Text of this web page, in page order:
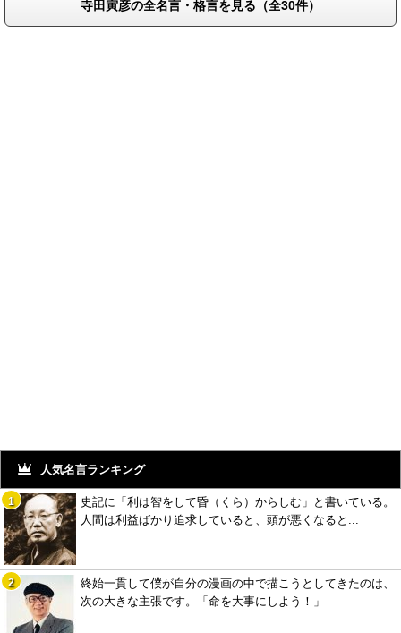
寺田寅彦の全名言・格言を見る（全30件）
人気名言ランキング
史記に「利は智をして昏（くら）からしむ」と書いている。
人間は利益ばかり追求していると、頭が悪くなると...
終始一貫して僕が自分の漫画の中で描こうとしてきたのは、
次の大きな主張です。「命を大事にしよう！」